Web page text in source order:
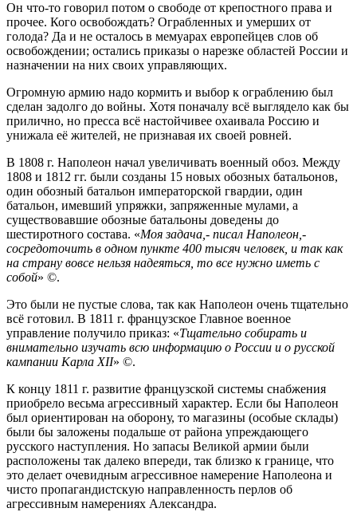
Он что-то говорил потом о свободе от крепостного права и
прочее. Кого освобождать? Ограбленных и умерших от
голода? Да и не осталось в мемуарах европейцев слов об
освобождении; остались приказы о нарезке областей России и
назначении на них своих управляющих.
Огромную армию надо кормить и выбор к ограблению был
сделан задолго до войны. Хотя поначалу всё выглядело как бы
прилично, но пресса всё настойчивее охаивала Россию и
унижала её жителей, не признавая их своей ровней.
В 1808 г. Наполеон начал увеличивать военный обоз. Между
1808 и 1812 гг. были созданы 15 новых обозных батальонов,
один обозный батальон императорской гвардии, один
батальон, имевший упряжки, запряженные мулами, а
существовавшие обозные батальоны доведены до
шестиротного состава. «Моя задача,- писал Наполеон,-
сосредоточить в одном пункте 400 тысяч человек, и так как
на страну вовсе нельзя надеяться, то все нужно иметь с
собой» ©.
Это были не пустые слова, так как Наполеон очень тщательно
всё готовил. В 1811 г. французское Главное военное
управление получило приказ: «Тщательно собирать и
внимательно изучать всю информацию о России и о русской
кампании Карла XII» ©.
К концу 1811 г. развитие французской системы снабжения
приобрело весьма агрессивный характер. Если бы Наполеон
был ориентирован на оборону, то магазины (особые склады)
были бы заложены подальше от района упреждающего
русского наступления. Но запасы Великой армии были
расположены так далеко впереди, так близко к границе, что
это делает очевидным агрессивное намерение Наполеона и
чисто пропагандистскую направленность перлов об
агрессивным намерениях Александра.